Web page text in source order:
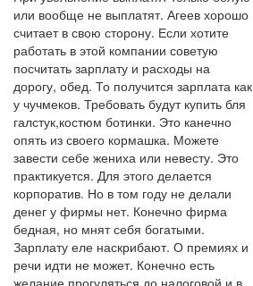
или вообще не выплатят. Агеев хорошо
считает в свою сторону. Если хотите
работать в этой компании советую
посчитать зарплату и расходы на
дорогу, обед. То получится зарплата как
у чучмеков. Требовать будут купить бля
галстук,костюм ботинки. Это канечно
опять из своего кормашка. Можете
завести себе жениха или невесту. Это
практикуется. Для этого делается
корпоратив. Но в том году не делали
денег у фирмы нет. Конечно фирма
бедная, но мнят себя богатыми.
Зарплату еле наскрибают. О премиях и
речи идти не может. Конечно есть
желание прогуляться до налоговой и в